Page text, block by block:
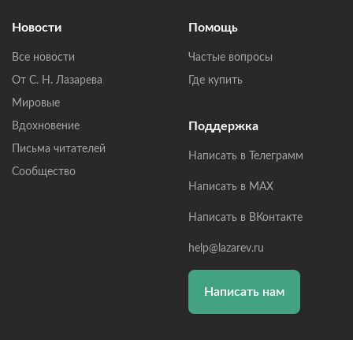
Новости
Все новости
От С. Н. Лазарева
Мировые
Вдохновение
Письма читателей
Сообщество
Помощь
Частые вопросы
Где купить
Поддержка
Написать в Телеграмм
Написать в MAX
Написать в ВКонтакте
help@lazarev.ru
Написать нам